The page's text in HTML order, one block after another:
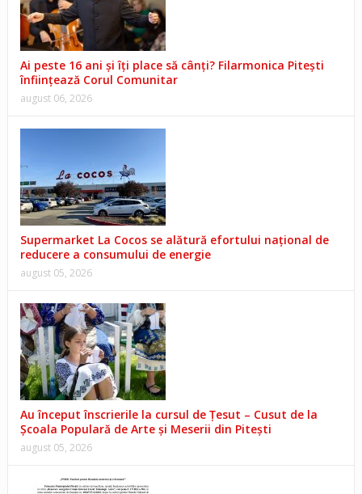
Ai peste 16 ani și îți place să cânți? Filarmonica Pitești
înființează Corul Comunitar
august 06, 2026
Supermarket La Cocos se alătură efortului național de
reducere a consumului de energie
august 05, 2026
Au început înscrierile la cursul de Țesut – Cusut de la
Școala Populară de Arte și Meserii din Pitești
august 05, 2026